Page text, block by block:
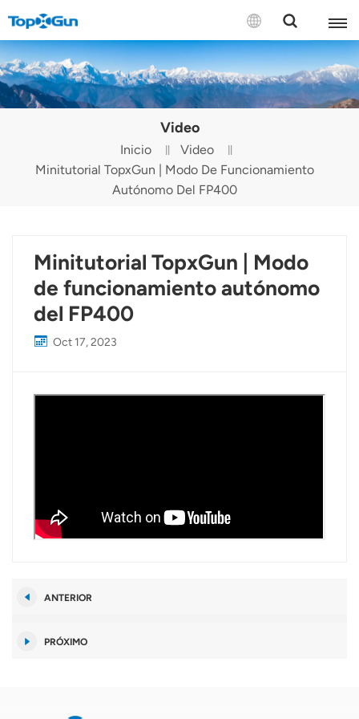
CONTÁCTENOS
English
Русский
Tiếng Việt
Video
Inicio
Video
Minitutorial TopxGun | Modo De Funcionamiento
Autónomo Del FP400
Minitutorial TopxGun | Modo
de funcionamiento autónomo
del FP400
Oct 17, 2023
ANTERIOR
PRÓXIMO